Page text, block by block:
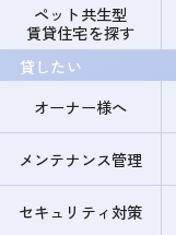
ペット共生型
賃貸住宅を探す
貸したい
オーナー様へ
メンテナンス管理
セキュリティ対策